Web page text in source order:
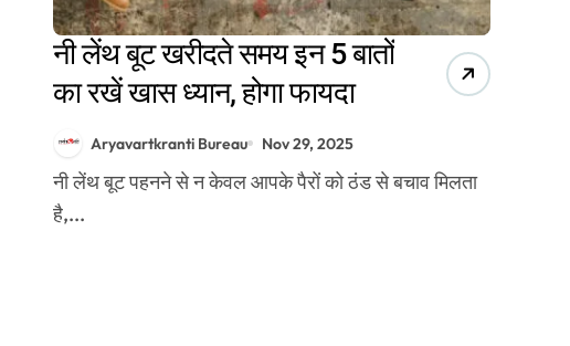
नी लेंथ बूट खरीदते समय इन 5 बातों
का रखें खास ध्यान, होगा फायदा
Aryavartkranti Bureau Nov 29, 2025
नी लेंथ बूट पहनने से न केवल आपके पैरों को ठंड से बचाव मिलता
है,...